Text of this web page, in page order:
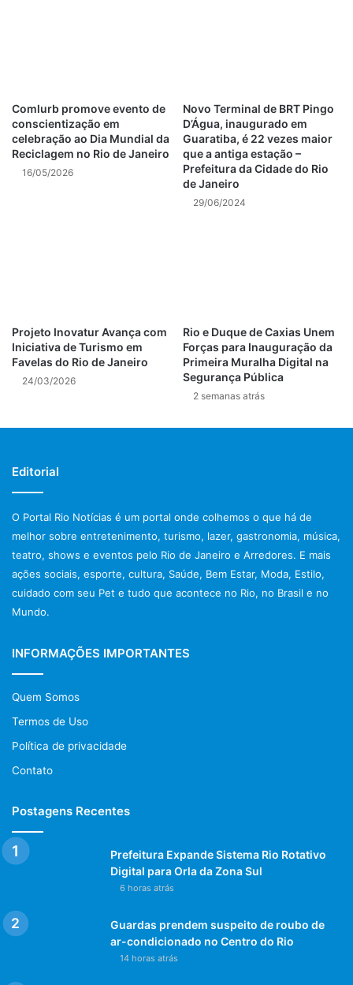
da Força Municipal ocorrerá de maneira gradual,
fundamentado em análises detalhadas das manchas
criminais, que são discutidas durante as reuniões do
CompStat Rio.
notícias rio de janeiro hoje
polícia rio de janeiro
Prefeitura do Rio de Janeiro
previsão do tempo rio de janeiro
trânsito rio de janeiro
violência no rio de janeiro
Comlurb promove evento de
conscientização em
celebração ao Dia Mundial da
Reciclagem no Rio de Janeiro
16/05/2026
Novo Terminal de BRT Pingo
D’Água, inaugurado em
Guaratiba, é 22 vezes maior
que a antiga estação –
Prefeitura da Cidade do Rio
de Janeiro
29/06/2024
Projeto Inovatur Avança com
Iniciativa de Turismo em
Favelas do Rio de Janeiro
24/03/2026
Rio e Duque de Caxias Unem
Forças para Inauguração da
Primeira Muralha Digital na
Segurança Pública
2 semanas atrás
Editorial
O Portal Rio Notícias é um portal onde colhemos o que há de
melhor sobre entretenimento, turismo, lazer, gastronomia, música,
teatro, shows e eventos pelo Rio de Janeiro e Arredores. E mais
ações sociais, esporte, cultura, Saúde, Bem Estar, Moda, Estilo,
cuidado com seu Pet e tudo que acontece no Rio, no Brasil e no
Mundo.
INFORMAÇÕES IMPORTANTES
Quem Somos
Termos de Uso
Política de privacidade
Contato
Postagens Recentes
Prefeitura Expande Sistema Rio Rotativo
Digital para Orla da Zona Sul
6 horas atrás
Guardas prendem suspeito de roubo de
ar-condicionado no Centro do Rio
14 horas atrás